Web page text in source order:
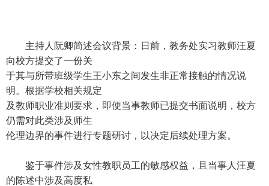
主持人阮卿简述会议背景：日前，教务处实习教师汪夏
向校方提交了一份关
于其与所带班级学生王小东之间发生非正常接触的情况说
明。根据学校相关规定
及教师职业准则要求，即便当事教师已提交书面说明，校方
仍需对此类涉及师生
伦理边界的事件进行专题研讨，以决定后续处理方案。
鉴于事件涉及女性教职员工的敏感权益，且当事人汪夏
的陈述中涉及高度私